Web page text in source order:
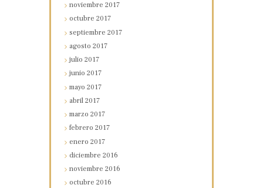
noviembre2017
octubre2017
septiembre2017
agosto2017
julio2017
junio2017
mayo2017
abril2017
marzo2017
febrero2017
enero2017
diciembre2016
noviembre2016
octubre2016